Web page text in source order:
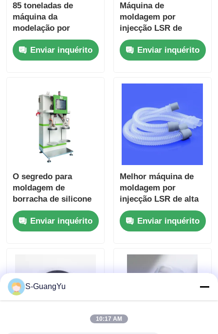
85 toneladas de
máquina da
modelação por
injeção da força de
aperto LSR para a
gaxeta do anel do
Enviar inquérito
Máquina de
moldagem por
injecção LSR de
servomotor de alta
precisão para copos
de formação de bebés
Enviar inquérito
O segredo para
moldagem de
borracha de silicone
líquida de alta
precisãoEnviar inquérito
Melhor máquina de
moldagem por
injecção LSR de alta
precisão para
componentes
médicos de silicone
Enviar inquérito
S-GuangYu
10:17 AM